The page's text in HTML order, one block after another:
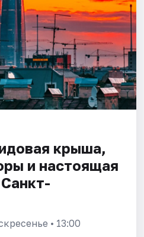
крыша,
и настоящая
• 13:00